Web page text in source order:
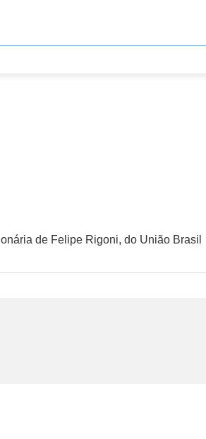
de Felipe Rigoni, do União Brasil